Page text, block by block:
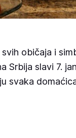
običaja i
Srbija slavi 7.
svaka